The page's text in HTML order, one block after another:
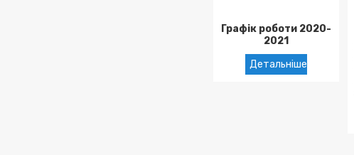
Графік роботи 2020-
2021